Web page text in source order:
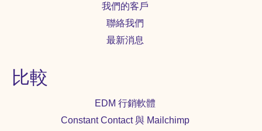
我們的客戶
聯絡我們
最新消息
比較
EDM 行銷軟體
Constant Contact 與 Mailchimp